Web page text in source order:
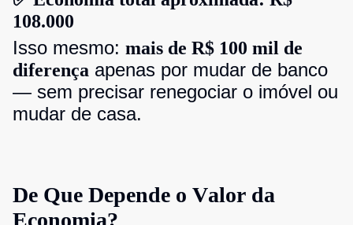
108.000
Isso mesmo: mais de R$ 100 mil de
diferença apenas por mudar de banco
— sem precisar renegociar o imóvel ou
mudar de casa.
De Que Depende o Valor da
Economia?